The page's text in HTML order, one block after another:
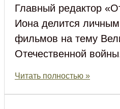
Главный редактор
Иона делится
фильмов на тему
Отечественной
Читать полностью »